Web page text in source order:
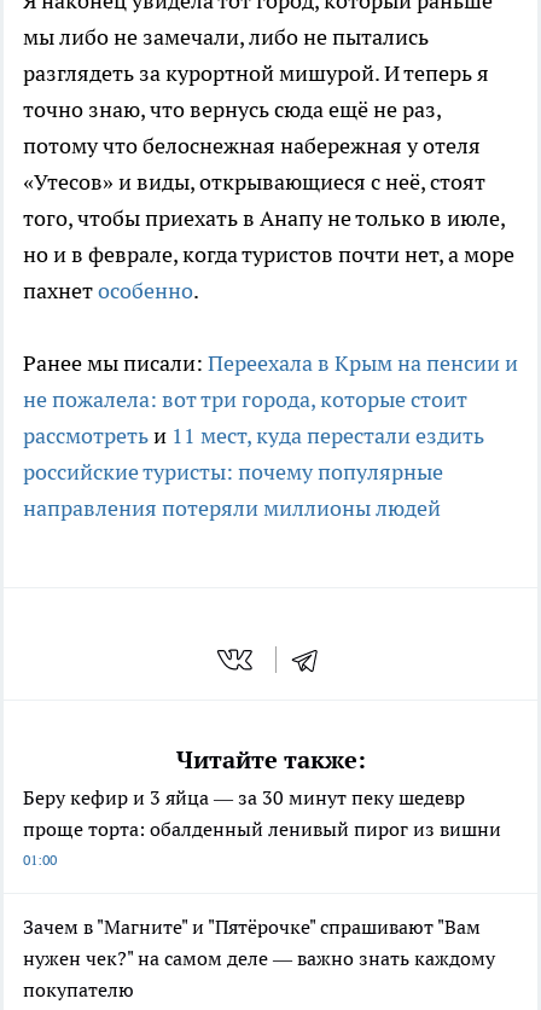
мы либо не замечали, либо не пытались
разглядеть за курортной мишурой. И теперь я
точно знаю, что вернусь сюда ещё не раз,
потому что белоснежная набережная у отеля
«Утесов» и виды, открывающиеся с неё, стоят
того, чтобы приехать в Анапу не только в июле,
но и в феврале, когда туристов почти нет, а море
пахнетособенно.
Ранее мы писали: Переехала в Крым на пенсии и
не пожалела: вот три города, которые стоит
рассмотретьи 11 мест, куда перестали ездить
российские туристы: почему популярные
направления потеряли миллионы людей
Читайте также:
Беру кефир и 3 яйца — за 30 минут пеку шедевр
проще торта: обалденный ленивый пирог из вишни
01:00
Зачем в "Магните" и "Пятёрочке" спрашивают "Вам
нужен чек?" на самом деле — важно знать каждому
покупателю